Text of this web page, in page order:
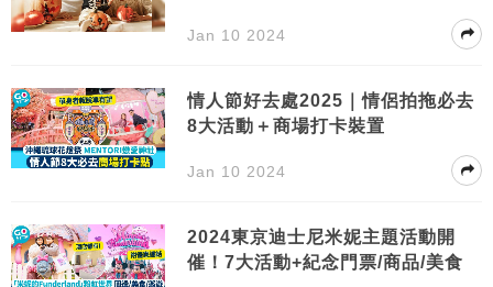
Jan 10 2024
情人節好去處2025｜情侶拍拖必去
8大活動＋商場打卡裝置
Jan 10 2024
2024東京迪士尼米妮主題活動開
催！7大活動+紀念門票/商品/美食